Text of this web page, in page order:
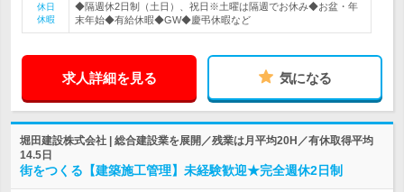
休日
休暇
◆隔週休2日制（土日）、祝日※土曜は隔週でお休み◆お盆・年
末年始◆有給休暇◆GW◆慶弔休暇など
求人詳細を見る 気になる
堀田建設株式会社 | 総合建設業を展開／残業は月平均20H／有休取得平均
14.5日
街をつくる【建築施工管理】未経験歓迎★完全週休2日制